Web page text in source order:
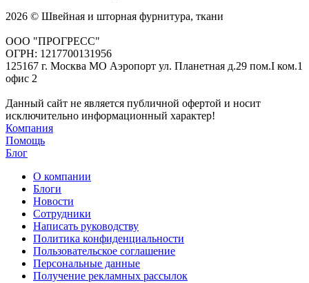
2026 © Швейная и шторная фурнитура, ткани
ООО "ПРОГРЕСС"
ОГРН: 1217700131956
125167 г. Москва МО Аэропорт ул. Планетная д.29 пом.I ком.1
офис 2
Данный сайт не является публичной офертой и носит
исключительно информационный характер!
Компания
Помощь
Блог
О компании
Блоги
Новости
Сотрудники
Написать руководству
Политика конфиденциальности
Пользовательское соглашение
Персональные данные
Получение рекламных рассылок